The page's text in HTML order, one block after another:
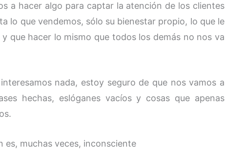
a hacer algo para captar la atención de los clientes
lo que vendemos, sólo su bienestar propio, lo que le
que hacer lo mismo que todos los demás no nos va
nada, estoy seguro de que nos vamos a
hechas, eslóganes vacíos y cosas que apenas
es, muchas veces, inconsciente